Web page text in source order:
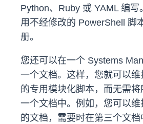
Python、Ruby 或 YAML 编
用不经修改的 PowerShell 脚
册。
您还可以在一个 Systems
一个文档。这样，您就可以
的专用模块化脚本，而无需将
一个文档中。例如，您可以
的文档，需要时在第三个文档